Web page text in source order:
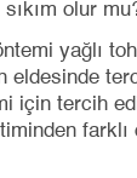
olur
yağlı
eldesinde
için tercih
farklı